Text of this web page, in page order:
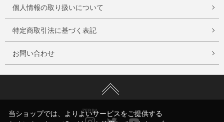
個人情報の取り扱いについて
特定商取引法に基づく表記
お問い合わせ
ZEBRA
InstagramTwitterYoutube
当ショップでは、よりよいサービスをご提供する